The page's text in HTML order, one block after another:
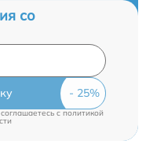
со
c политикой